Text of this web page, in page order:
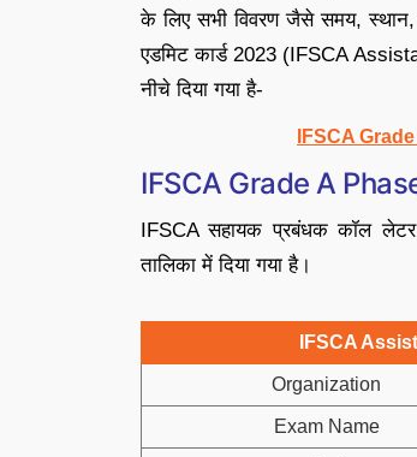
के लिए सभी विवरण जैसे समय, स्थान,
एडमिट कार्ड 2023 (IFSCA
नीचे दिया गया है-
IFSCA
IFSCA Grade A
IFSCA सहायक प्रबंधक कॉल
तालिका में दिया गया है।
IFSCA
Organization
Exam Name